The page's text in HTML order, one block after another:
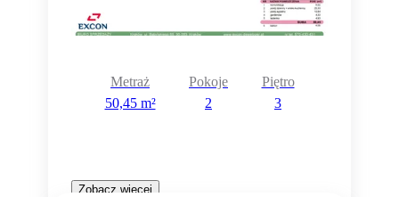
Metraż
50,45 m²
Pokoje
2
Piętro
3
Zobacz więcej